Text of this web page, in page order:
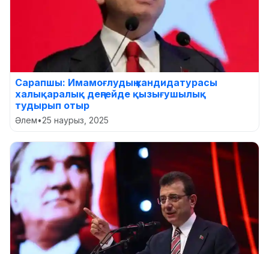
Сарапшы: Имамоғлудың кандидатурасы
халықаралық деңгейде қызығушылық
тудырып отыр
Әлем•25 наурыз, 2025